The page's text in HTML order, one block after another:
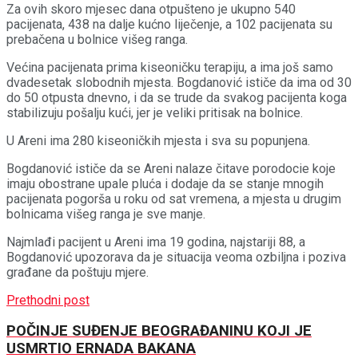
Za ovih skoro mjesec dana otpušteno je ukupno 540
pacijenata, 438 na dalje kućno liječenje, a 102 pacijenata su
prebačena u bolnice višeg ranga.
Većina pacijenata prima kiseoničku terapiju, a ima još samo
dvadesetak slobodnih mjesta. Bogdanović ističe da ima od 30
do 50 otpusta dnevno, i da se trude da svakog pacijenta koga
stabilizuju pošalju kući, jer je veliki pritisak na bolnice.
U Areni ima 280 kiseoničkih mjesta i sva su popunjena.
Bogdanović ističe da se Areni nalaze čitave porodocie koje
imaju obostrane upale pluća i dodaje da se stanje mnogih
pacijenata pogorša u roku od sat vremena, a mjesta u drugim
bolnicama višeg ranga je sve manje.
Najmlađi pacijent u Areni ima 19 godina, najstariji 88, a
Bogdanović upozorava da je situacija veoma ozbiljna i poziva
građane da poštuju mjere.
Prethodni post
POČINJE SUĐENJE BEOGRAĐANINU KOJI JE
USMRTIO ERNADA BAKANA